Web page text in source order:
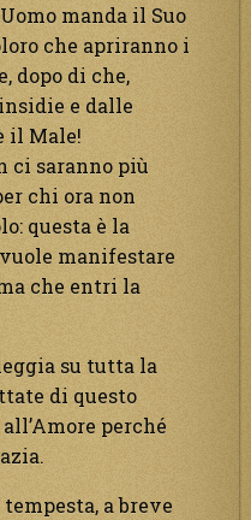
manda il Suo
che apriranno i
dopo di che,
e dalle
il Male!
saranno più
chi ora non
questa è la
manifestare
che entri la
su tutta la
di questo
perché
a breve